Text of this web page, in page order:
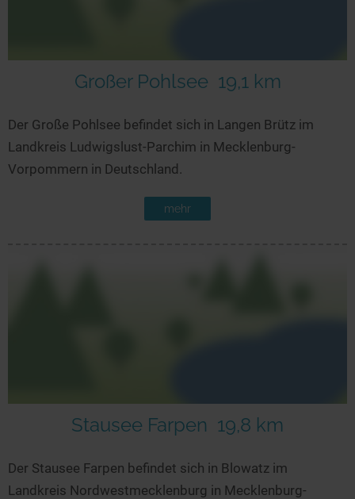
Großer Pohlsee 19,1 km
Der Große Pohlsee befindet sich in Langen Brütz im
Landkreis Ludwigslust-Parchim in Mecklenburg-
Vorpommern in Deutschland.
mehr
Stausee Farpen 19,8 km
Der Stausee Farpen befindet sich in Blowatz im
Landkreis Nordwestmecklenburg in Mecklenburg-